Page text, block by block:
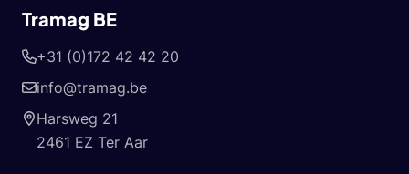
Tramag BE
+31 (0)172 42 42 20
info@tramag.be
Harsweg 21
2461 EZ Ter Aar